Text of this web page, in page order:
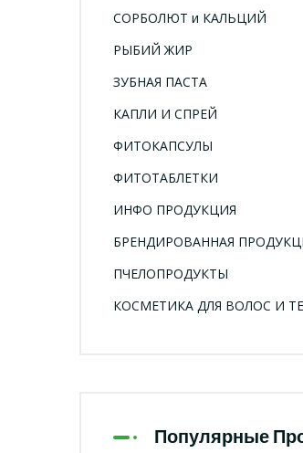
СОРБОЛЮТ и КАЛЬЦИЙ
РЫБИЙ ЖИР
ЗУБНАЯ ПАСТА
КАПЛИ И СПРЕЙ
ФИТОКАПСУЛЫ
ФИТОТАБЛЕТКИ
ИНФО ПРОДУКЦИЯ
БРЕНДИРОВАННАЯ
ПЧЕЛОПРОДУКТЫ
КОСМЕТИКА ДЛЯ ВОЛОС И
Популярные